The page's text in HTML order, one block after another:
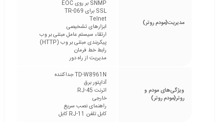
مدیریت(مودم روتر)
SNMP بر روی EOC
SSL برای TR-069
Telnet
ابزارهای تشخیصی
ارتقاء سیستم عامل مبتنی بر وب
پیکربندی مبتنی بر وب (HTTP)
رابط خط فرمان
مدیریت از راه دور
ویژگی‌های مودم و
روتر(مودم روتر)
TD-W8961N جداکننده
آداپتور برق
اترنت RJ-45
خارجی
راهنمای نصب سریع
کابل تلفن RJ-11 کابل